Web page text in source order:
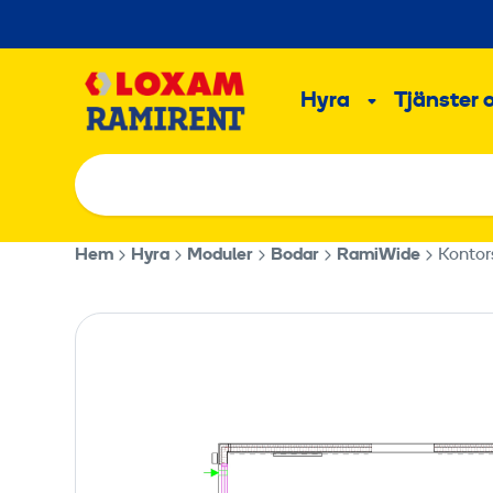
till
Hyra Undermeny
Tjänster
Hem Hyra Moduler Bodar RamiWide